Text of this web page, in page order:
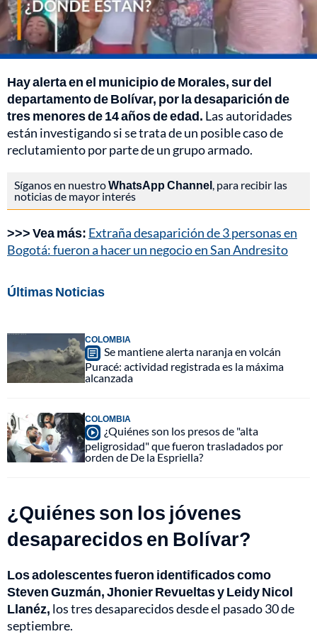
Hay alerta en el municipio de Morales, sur del
departamento de Bolívar, por la desaparición de
tres menores de 14 años de edad. Las autoridades
están investigando si se trata de un posible caso de
reclutamiento por parte de un grupo armado.
Síganos en nuestroWhatsApp Channel , para recibir las
noticias de mayor interés
>>> Vea más: Extraña desaparición de 3 personas en
Bogotá: fueron a hacer un negocio en San Andresito
Últimas Noticias
COLOMBIA
Se mantiene alerta naranja en volcán
Puracé: actividad registrada es la máxima
alcanzada
COLOMBIA
¿Quiénes son los presos de "alta
peligrosidad" que fueron trasladados por
orden de De la Espriella?
¿Quiénes son los jóvenes
desaparecidos en Bolívar?
Los adolescentes fueron identificados como
Steven Guzmán, Jhonier Revueltas y Leidy Nicol
Llanéz, los tres desaparecidos desde el pasado 30 de
septiembre.